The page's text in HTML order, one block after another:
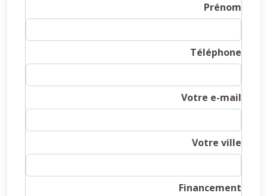
Prénom
Téléphone
Votre e-mail
Votre ville
Financement